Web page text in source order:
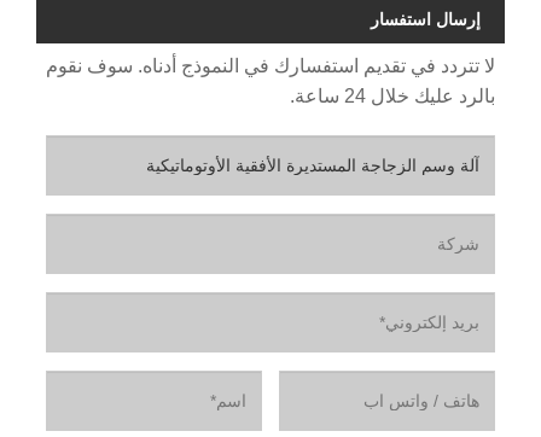
إرسال استفسار
لا تتردد في تقديم استفسارك في النموذج أدناه. سوف نقوم
بالرد عليك خلال 24 ساعة.